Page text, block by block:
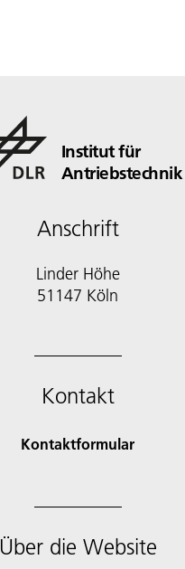
Institut für
Antriebstechnik
Anschrift
Linder Höhe
51147 Köln
Kontakt
Kontaktformular
Über die Website